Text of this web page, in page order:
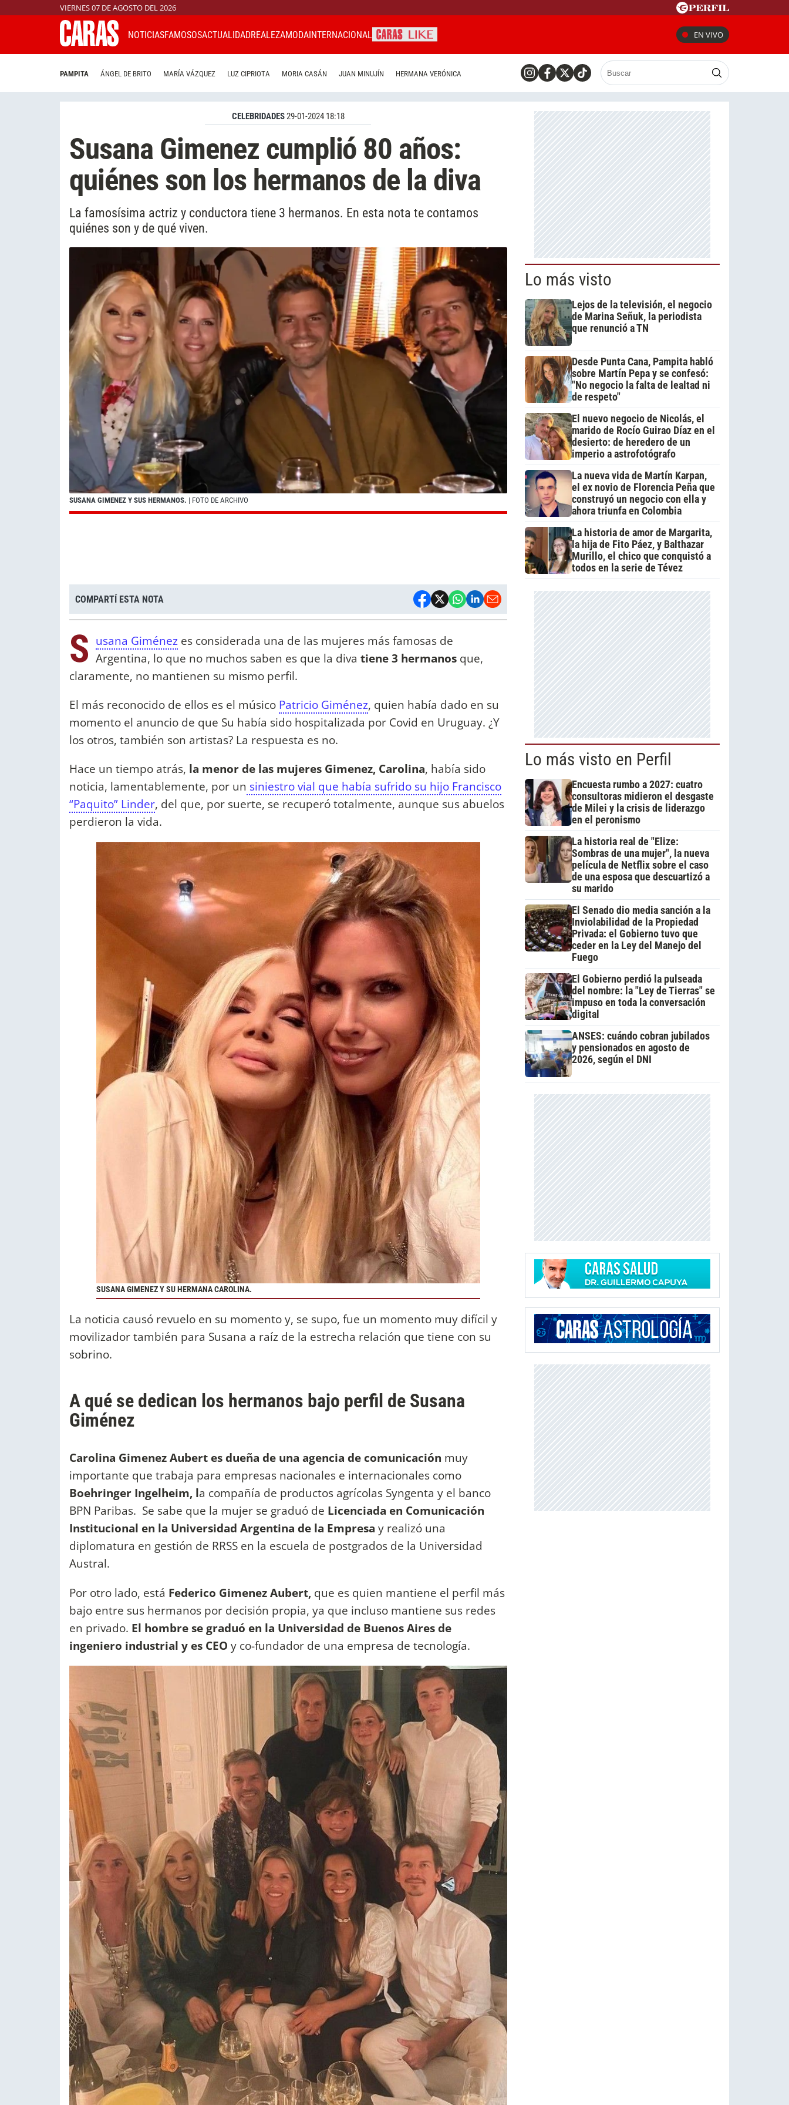
VIERNES 07 DE AGOSTO DEL 2026
NOTICIASFAMOSOSACTUALIDADREALEZAMODAINTERNACIONAL EN VIVO
PAMPITA ÁNGEL DE BRITO MARÍA VÁZQUEZ LUZ CIPRIOTA MORIA CASÁN JUAN MINUJÍN HERMANA VERÓNICA
CELEBRIDADES29-01-2024 18:18
Susana Gimenez cumplió 80 años:
quiénes son los hermanos de la diva
La famosísima actriz y conductora tiene 3 hermanos. En esta nota te contamos
quiénes son y de qué viven.
SUSANA GIMENEZ Y SUS HERMANOS. | FOTO DE ARCHIVO
COMPARTÍ ESTA NOTA
S usana Giménez es considerada una de las mujeres más famosas de
Argentina, lo que no muchos saben es que la diva tiene 3 hermanos que,
claramente, no mantienen su mismo perfil.
El más reconocido de ellos es el músico Patricio Giménez, quien había dado en su
momento el anuncio de que Su había sido hospitalizada por Covid en Uruguay. ¿Y
los otros, también son artistas? La respuesta es no.
Hace un tiempo atrás, la menor de las mujeres Gimenez, Carolina, había sido
noticia, lamentablemente, por un siniestro vial que había sufrido su hijo Francisco
“Paquito” Linder, del que, por suerte, se recuperó totalmente, aunque sus abuelos
perdieron la vida.
SUSANA GIMENEZ Y SU HERMANA CAROLINA.
La noticia causó revuelo en su momento y, se supo, fue un momento muy difícil y
movilizador también para Susana a raíz de la estrecha relación que tiene con su
sobrino.
A qué se dedican los hermanos bajo perfil de Susana
Giménez
Carolina Gimenez Aubert es dueña de una agencia de comunicación muy
importante que trabaja para empresas nacionales e internacionales como
Boehringer Ingelheim, la compañía de productos agrícolas Syngenta y el banco
BPN Paribas. Se sabe que la mujer se graduó de Licenciada en Comunicación
Institucional en la Universidad Argentina de la Empresa y realizó una
diplomatura en gestión de RRSS en la escuela de postgrados de la Universidad
Austral.
Por otro lado, está Federico Gimenez Aubert, que es quien mantiene el perfil más
bajo entre sus hermanos por decisión propia, ya que incluso mantiene sus redes
en privado. El hombre se graduó en la Universidad de Buenos Aires de
ingeniero industrial y es CEO y co-fundador de una empresa de tecnología.
Lo más visto
Lejos de la televisión, el negocio
de Marina Señuk, la periodista
que renunció a TN
Desde Punta Cana, Pampita habló
sobre Martín Pepa y se confesó:
"No negocio la falta de lealtad ni
de respeto"
El nuevo negocio de Nicolás, el
marido de Rocío Guirao Díaz en el
desierto: de heredero de un
imperio a astrofotógrafo
La nueva vida de Martín Karpan,
el ex novio de Florencia Peña que
construyó un negocio con ella y
ahora triunfa en Colombia
La historia de amor de Margarita,
la hija de Fito Páez, y Balthazar
Murillo, el chico que conquistó a
todos en la serie de Tévez
Lo más visto en Perfil
Encuesta rumbo a 2027: cuatro
consultoras midieron el desgaste
de Milei y la crisis de liderazgo
en el peronismo
La historia real de "Elize:
Sombras de una mujer", la nueva
película de Netflix sobre el caso
de una esposa que descuartizó a
su marido
El Senado dio media sanción a la
Inviolabilidad de la Propiedad
Privada: el Gobierno tuvo que
ceder en la Ley del Manejo del
Fuego
El Gobierno perdió la pulseada
del nombre: la "Ley de Tierras" se
impuso en toda la conversación
digital
ANSES: cuándo cobran jubilados
y pensionados en agosto de
2026, según el DNI